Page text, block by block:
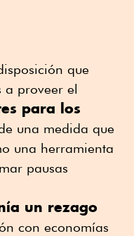
que
a proveer el
para los
una medida que
una herramienta
pausas
un rezago
con economías